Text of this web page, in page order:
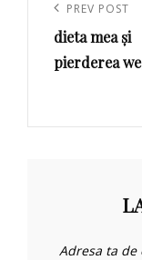
articole
Previous
Post
PREV POST
dieta mea și
pierderea
Adresa ta